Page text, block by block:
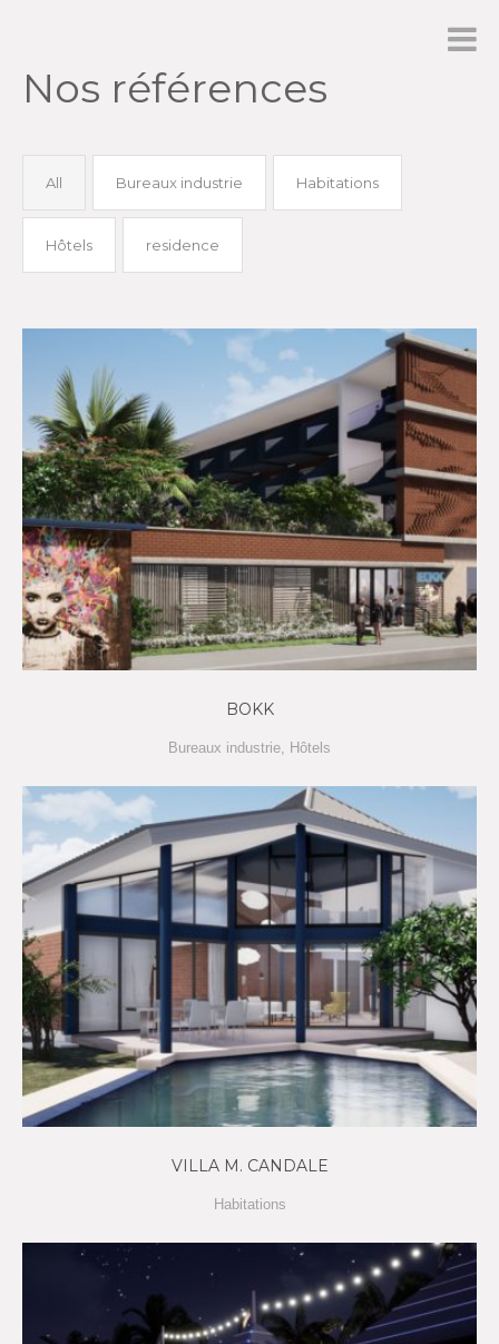
Nos références
All Bureaux industrie Habitations
Hôtels residence
BOKK
Bureaux industrie Hôtels
VILLA M. CANDALE
Habitations